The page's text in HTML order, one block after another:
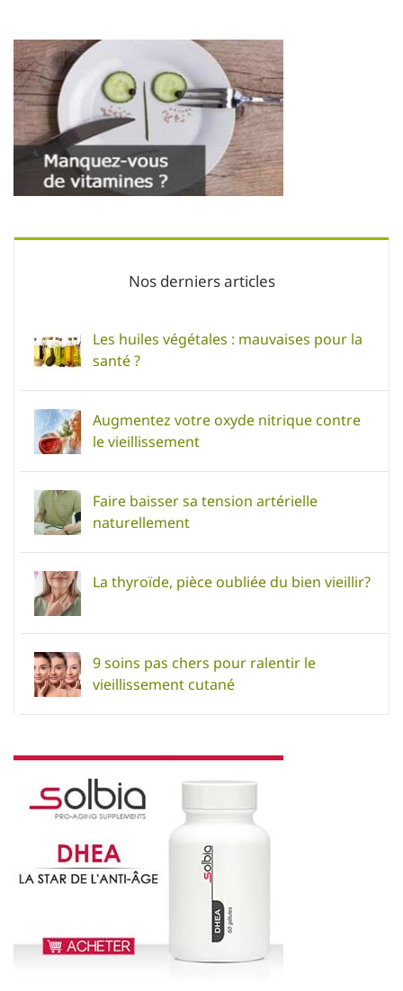
Nos derniers articles
Les huiles végétales : mauvaises pour la
santé ?
Augmentez votre oxyde nitrique contre
le vieillissement
Faire baisser sa tension artérielle
naturellement
La thyroïde, pièce oubliée du bien vieillir?
9 soins pas chers pour ralentir le
vieillissement cutané